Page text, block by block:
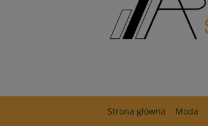
Strona główna Moda